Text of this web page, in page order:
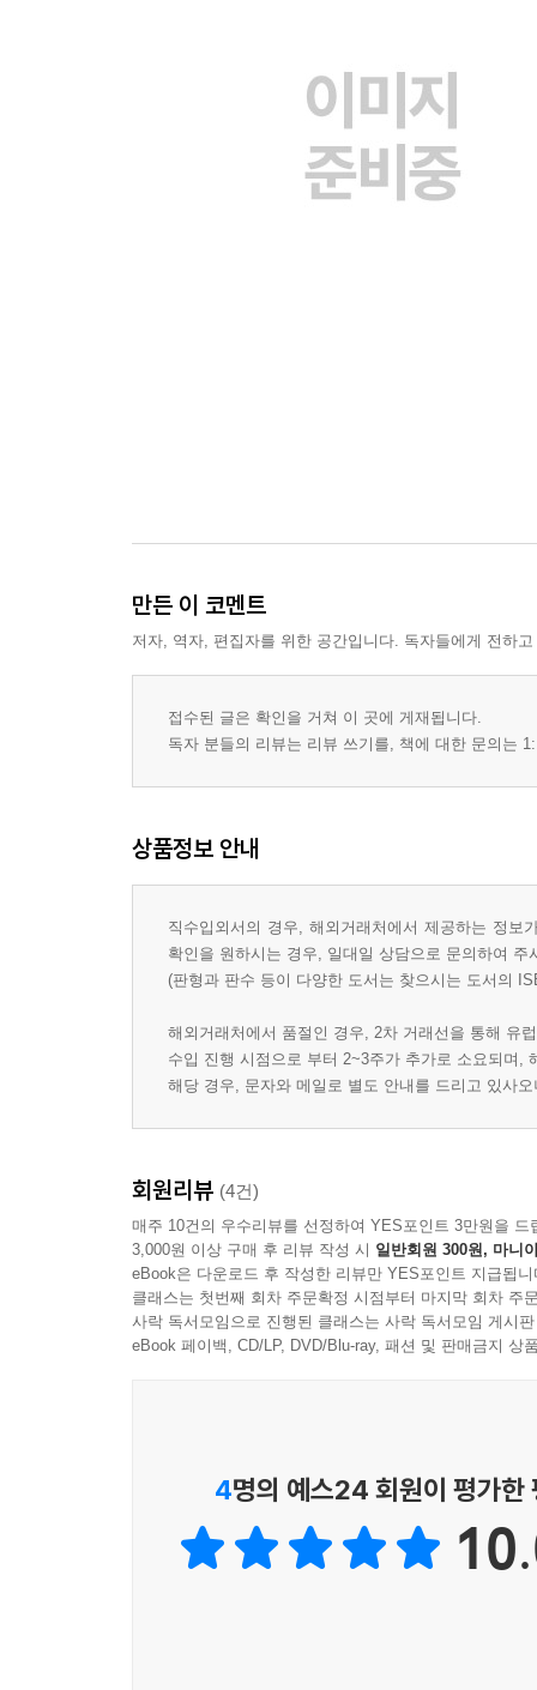
만든 이 코멘트
저자, 역자, 편집자를 위한 공간입니다. 독자들에게 전하
접수된 글은 확인을 거쳐 이 곳에 게재됩니다.
독자 분들의 리뷰는 리뷰 쓰기를, 책에 대한 문의는
상품정보 안내
직수입외서의 경우, 해외거래처에서 제공하는 정
확인을 원하시는 경우, 일대일 상담으로 문의하여 주
(판형과 판수 등이 다양한 도서는 찾으시는 도서의
해외거래처에서 품절인 경우, 2차 거래선을 통해 유
수입 진행 시점으로 부터 2~3주가 추가로 소요되며,
해당 경우, 문자와 메일로 별도 안내를 드리고 있사
회원리뷰 (4건)
매주 10건의 우수리뷰를 선정하여 YES포인트 3만원을 드
3,000원 이상 구매 후 리뷰 작성 시 일반회원 300원, 마니
eBook은 다운로드 후 작성한 리뷰만 YES포인트 지급됩니
클래스는 첫번째 회차 주문확정 시점부터 마지막 회차 주
사락 독서모임으로 진행된 클래스는 사락 독서모임 게시
eBook 페이백, CD/LP, DVD/Blu-ray, 패션 및 판매금지 상
4명의 예스24 회원이 평가한